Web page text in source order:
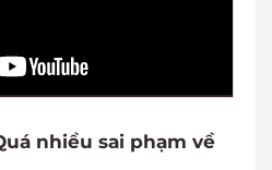
nhiều sai phạm về